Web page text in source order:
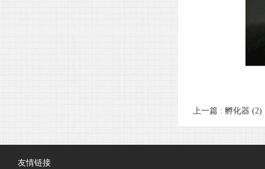
上一篇 : 孵化器 (2)
友情链接